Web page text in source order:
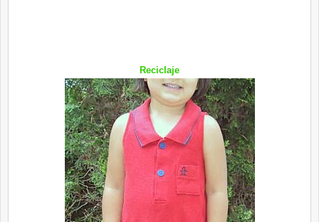
Reciclaje